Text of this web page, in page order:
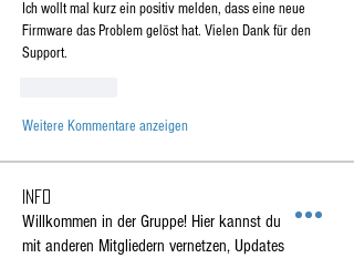
Ich wollt mal kurz ein positiv melden, dass eine neue
Firmware das Problem gelöst hat. Vielen Dank für den
Support.
Weitere Kommentare anzeigen
Info
Willkommen in der Gruppe! Hier kannst du dich
mit anderen Mitgliedern vernetzen, Updates